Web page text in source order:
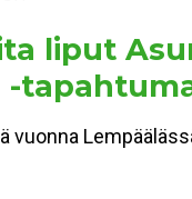
liput
-